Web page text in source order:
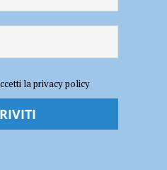
Mose: i progetti della giunta
autostazione e
la privacy policy